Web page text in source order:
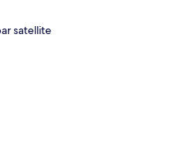
satellite